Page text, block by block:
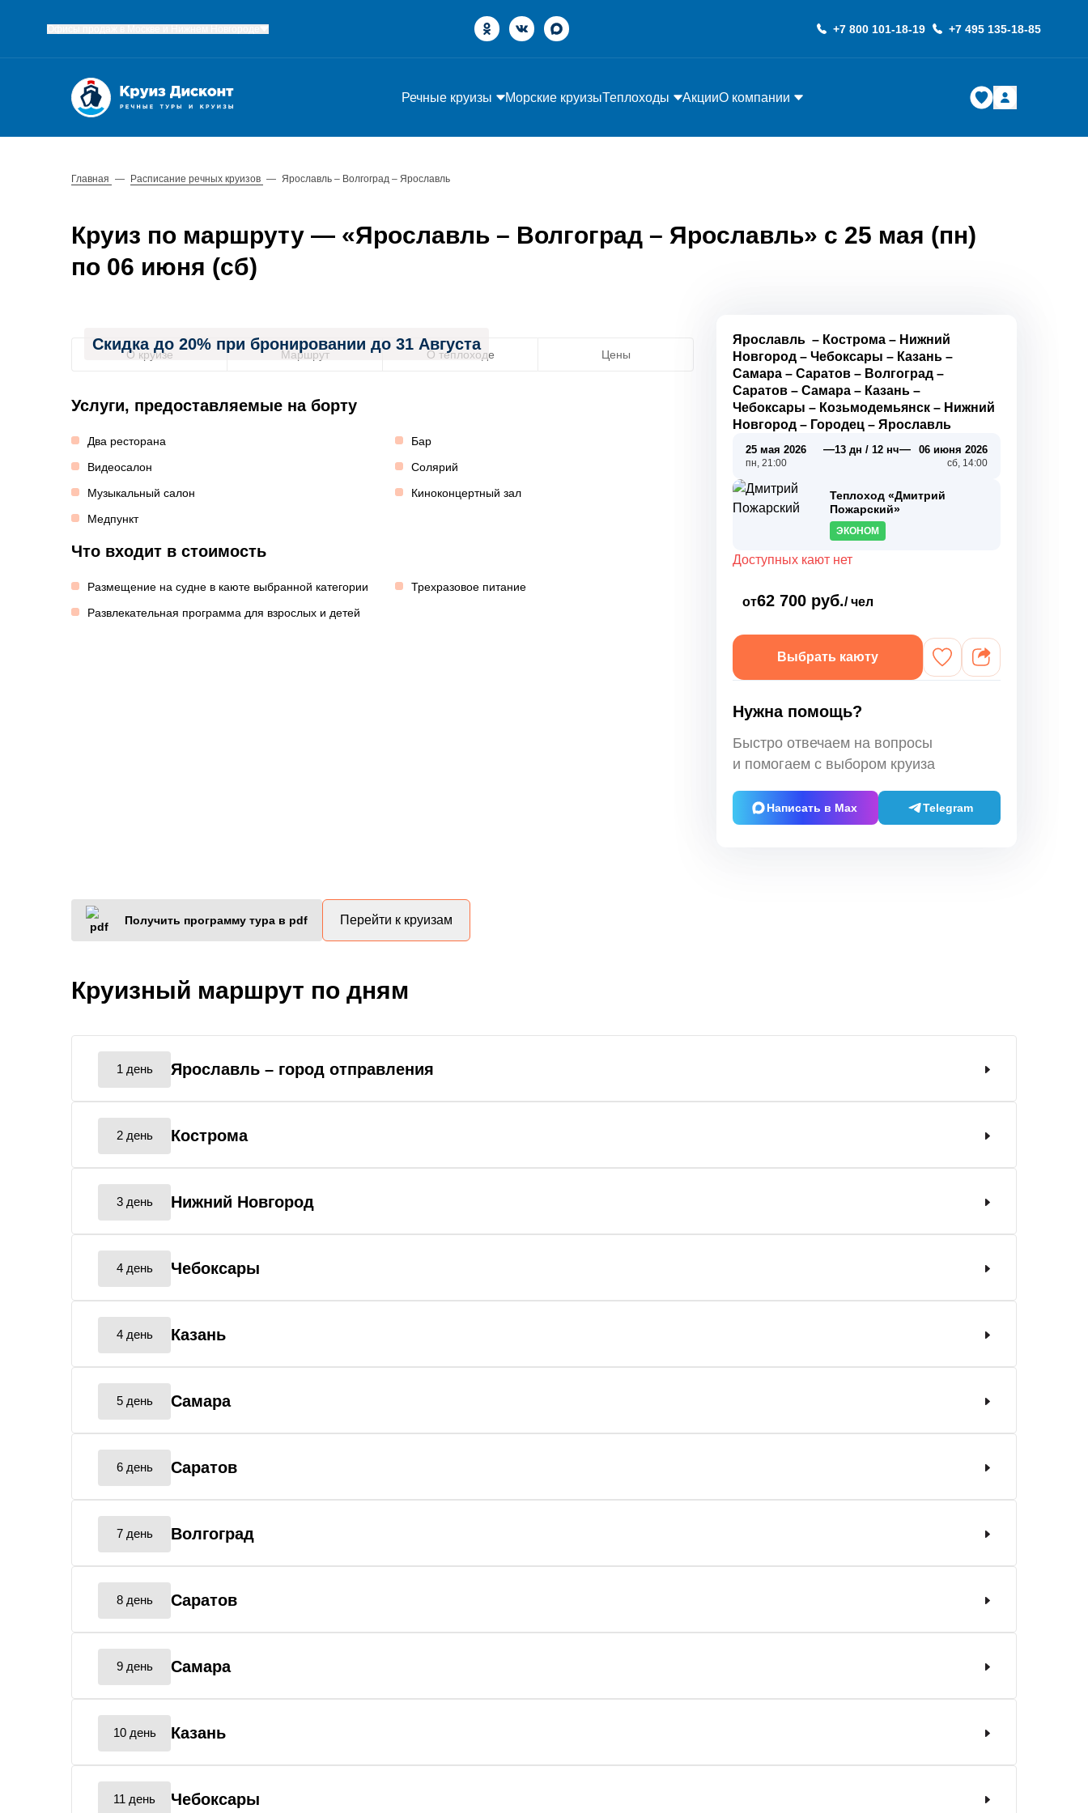
+7 800 101-18-19 +7 495 135-18-85
Речные круизы Морские круизыТеплоходы АкцииО компании
Главная — Расписание речных круизов — Ярославль – Волгоград – Ярославль
Круиз по маршруту — «Ярославль – Волгоград – Ярославль» с 25 мая (пн)
по 06 июня (сб)
Скидка до 20% при бронировании до 31 Августа
О круизе Маршрут О теплоходе Цены
Услуги, предоставляемые на борту
Два ресторана
Бар
Видеосалон
Солярий
Музыкальный салон
Киноконцертный зал
Медпункт
Что входит в стоимость
Размещение на судне в каюте выбранной категории
Трехразовое питание
Развлекательная программа для взрослых и детей
Ярославль – Кострома – Нижний
Новгород –Чебоксары – Казань –
Самара –Саратов – Волгоград –
Саратов –Самара – Казань –
Чебоксары – Козьмодемьянск – Нижний
Новгород – Городец –Ярославль
25 мая 2026
пн, 21:00
—13 дн / 12 нч— 06 июня 2026
сб, 14:00
Теплоход «Дмитрий
Пожарский»
ЭКОНОМ
Доступных кают нет
от62 700 руб./ чел
Выбрать каюту
Нужна помощь?
Быстро отвечаем на вопросы
и помогаем с выбором круиза
Написать в Max Telegram
Получить программу тура в pdf Перейти к круизам
Круизный маршрут по дням
1 день Ярославль – город отправления
2 день Кострома
3 день Нижний Новгород
4 день Чебоксары
4 день Казань
5 день Самара
6 день Саратов
7 день Волгоград
8 день Саратов
9 день Самара
10 день Казань
11 день Чебоксары